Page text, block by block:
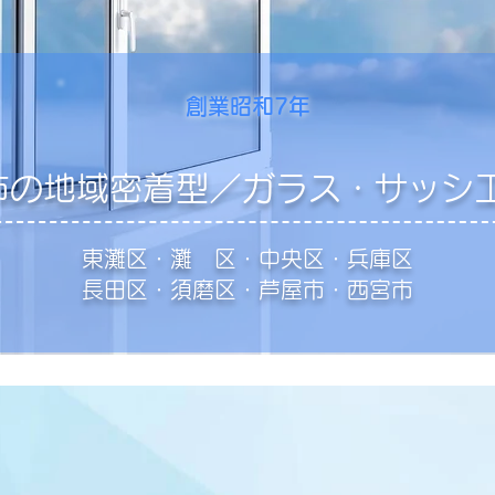
創業昭和7年
の地域密着型／ガラス・サッシ
東灘区・灘 区・中央区・兵庫区
長田区・須磨区・芦屋市・西宮市